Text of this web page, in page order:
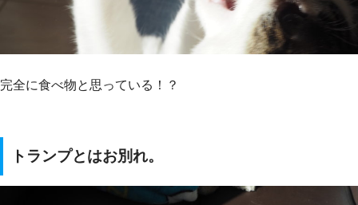
完全に食べ物と思っている！？
トランプとはお別れ。